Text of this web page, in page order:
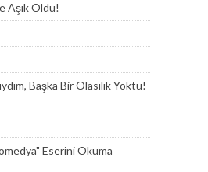
Aşık Oldu!
Başka Bir Olasılık Yoktu!
Eserini Okuma